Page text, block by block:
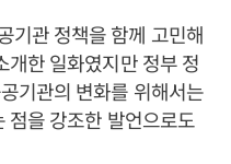
기관 정책을 함께 고민해
개한 일화였지만 정부 정
기관의 변화를 위해서는
점을 강조한 발언으로도